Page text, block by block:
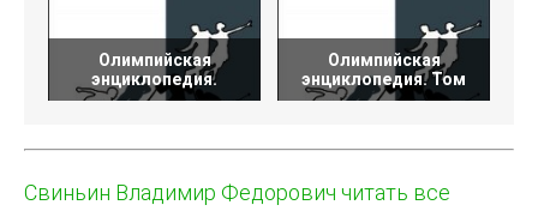
Олимпийская
энциклопедия.
Олимпийская
энциклопедия. Том
Свиньин Владимир Федорович читать все